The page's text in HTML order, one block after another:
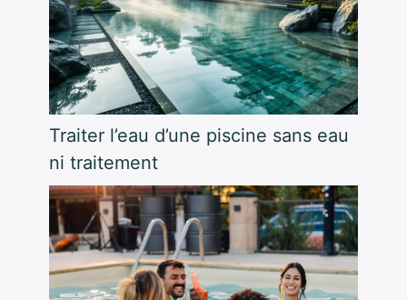
Traiter l’eau d’une piscine sans eau
ni traitement